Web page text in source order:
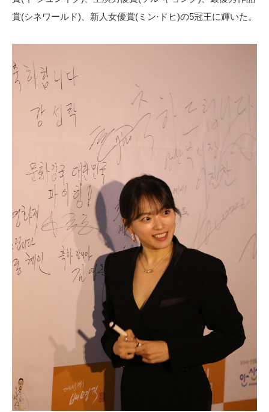
賞(シネワールド)、新人女優賞(ミン·ドヒ)の5冠王に輝いた。